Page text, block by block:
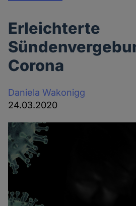
Erleichterte
Corona
Daniela Wakonigg
24.03.2020